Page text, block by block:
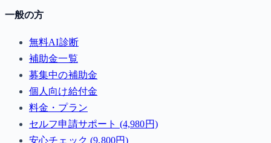
一般の方
無料AI診断
補助金一覧
募集中の補助金
個人向け給付金
料金・プラン
セルフ申請サポート (4,980円)
安心チェック (9,800円)